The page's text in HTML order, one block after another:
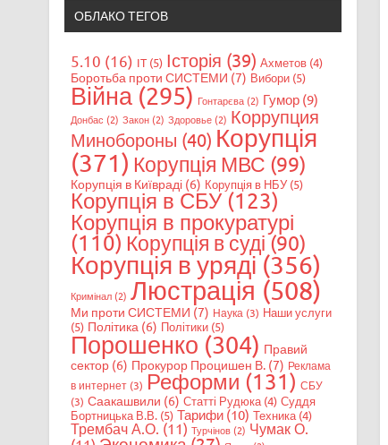
ОБЛАКО ТЕГОВ
5.10 (16) IT(5) Історія (39) Ахметов(4)
Боротьба проти СИСТЕМИ (7) Вибори(5)
Війна(295) Гонтарєва(2) Гумор(9)
Донбас (2) Закон(2) Здоровье(2) Коррупция
Минобороны (40) Корупція
(371) Корупція МВС (99)
Корупція в Київраді(6) Корупція в НБУ(5)
Корупція в СБУ(123)
Корупція в прокуратурі
(110) Корупція в суді(90)
Корупція в уряді(356)
Кримінал(2) Люстрація (508)
Ми проти СИСТЕМИ (7) Наука(3) Наши услуги
(5) Політика (6) Політики(5)
Порошенко (304) Правий
сектор(6) Прокурор Процишен В.(7) Реклама
в интернет(3) Реформи (131) СБУ
(3) Саакашвили (6) Статті Рудюка(4) Суддя
Бортницька В.В.(5) Тарифи(10) Техника(4)
Трембач А.О. (11) Турчінов(2) Чумак О.